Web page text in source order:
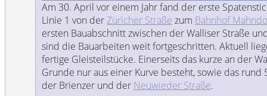
Am 30. April vor einem Jahr fand der erste
Linie 1 von derZüricher Straße zum Bahnhof
ersten Bauabschnitt zwischen der Walliser Straße
sind die Bauarbeiten weit fortgeschritten. Aktuell
fertige Gleisteilstücke. Einerseits das kurze an der
Grunde nur aus einer Kurve besteht, sowie das rund
der Brienzer und der Neuwieder Straße.